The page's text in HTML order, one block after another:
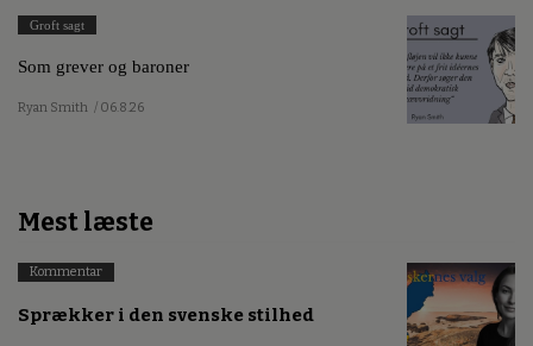
Groft sagt
Som grever og baroner
Ryan Smith / 06.8.26
Mest læste
Kommentar
Sprækker i den svenske stilhed